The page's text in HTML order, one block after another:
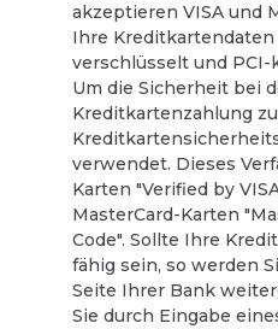
akzeptieren VISA und
Ihre Kreditkartendaten
verschlüsselt und
Um die Sicherheit bei
Kreditkartenzahlung
verwendet. Dieses
Karten "Verified by
MasterCard-Karten
Code". Sollte Ihre
fähig sein, so werden
Seite Ihrer Bank
Sie durch Eingabe